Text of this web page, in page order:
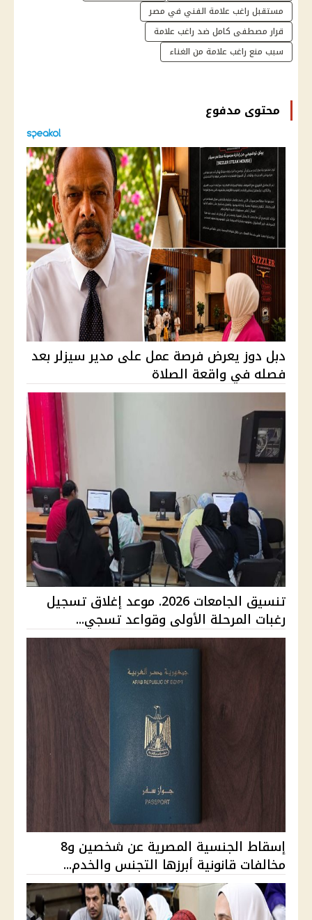
مستقبل راغب علامة الفني في مصر
قرار مصطفى كامل ضد راغب علامة
سبب منع راغب علامة من الغناء
محتوى مدفوع
دبل دوز يعرض فرصة عمل على مدير سيزلر بعد
فصله في واقعة الصلاة
تنسيق الجامعات 2026. موعد إغلاق تسجيل
رغبات المرحلة الأولى وقواعد تسجي...
إسقاط الجنسية المصرية عن شخصين و8
مخالفات قانونية أبرزها التجنس والخدم...